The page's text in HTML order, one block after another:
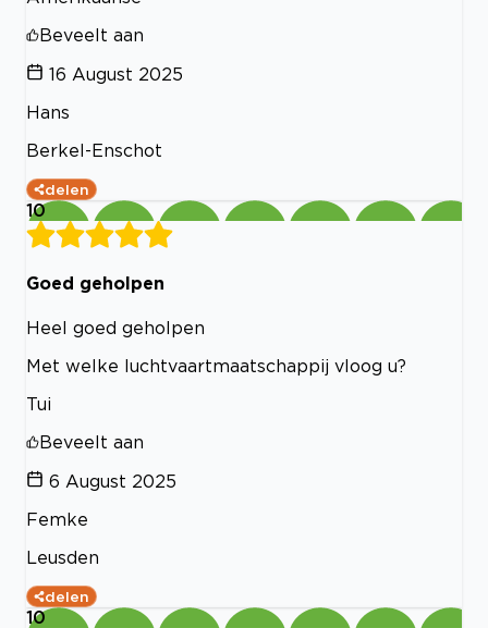
Beveelt aan
16 August 2025
Hans
Berkel-Enschot
delen
10
Goed geholpen
Heel goed geholpen
Met welke luchtvaartmaatschappij vloog u?
Tui
Beveelt aan
6 August 2025
Femke
Leusden
delen
10